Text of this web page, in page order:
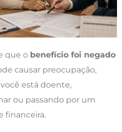
que o benefício foi negado
causar preocupação,
está doente,
ou passando por um
financeira.